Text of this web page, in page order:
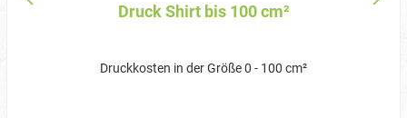
Druck Shirt bis 100 cm²
Druckkosten in der Größe 0 - 100 cm²